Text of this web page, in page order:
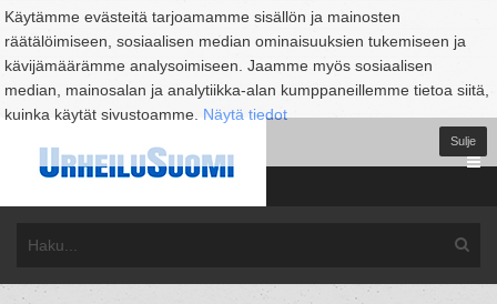
Käytämme evästeitä tarjoamamme sisällön ja mainosten
räätälöimiseen, sosiaalisen median ominaisuuksien tukemiseen ja
kävijämäärämme analysoimiseen. Jaamme myös sosiaalisen
median, mainosalan ja analytiikka-alan kumppaneillemme tietoa siitä,
kuinka käytät sivustoamme. Näytä tiedot
Sulje